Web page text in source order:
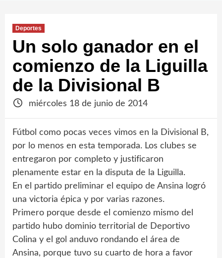
Deportes
Un solo ganador en el
comienzo de la Liguilla
de la Divisional B
miércoles 18 de junio de 2014
Fútbol como pocas veces vimos en la Divisional B,
por lo menos en esta temporada. Los clubes se
entregaron por completo y justificaron
plenamente estar en la disputa de la Liguilla.
En el partido preliminar el equipo de Ansina logró
una victoria épica y por varias razones.
Primero porque desde el comienzo mismo del
partido hubo dominio territorial de Deportivo
Colina y el gol anduvo rondando el área de
Ansina, porque tuvo su cuarto de hora a favor